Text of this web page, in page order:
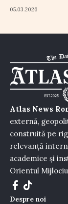
05.03.2026
Atlas News
externă,
construită pe
relevanță
academice și
Orientul
Despre noi